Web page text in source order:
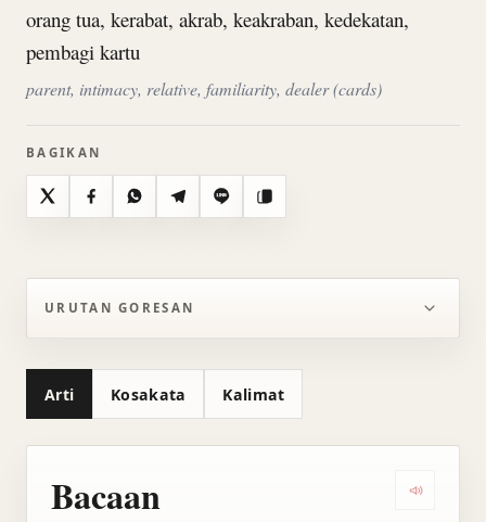
orang tua, kerabat, akrab, keakraban, kedekatan,
pembagi kartu
parent, intimacy, relative, familiarity, dealer (cards)
BAGIKAN
X FacebookWhatsAppTelegramLine Salin
URUTAN GORESAN
Arti Kosakata Kalimat
Bacaan